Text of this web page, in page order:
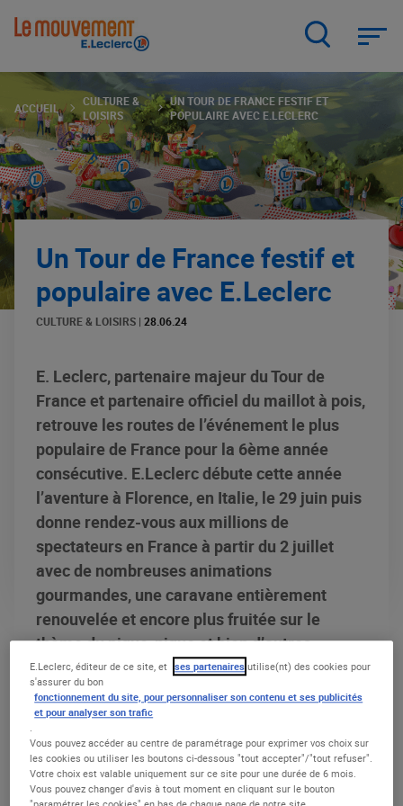
ACCUEIL
CULTURE &
LOISIRS
UN TOUR DE FRANCE FESTIF ET
POPULAIRE AVEC E.LECLERC
Un Tour de France festif et
populaire avec E.Leclerc
CULTURE & LOISIRS | 28.06.24
E. Leclerc, partenaire majeur du Tour de
France et partenaire officiel du maillot à pois,
retrouve les routes de l’événement le plus
populaire de France pour la 6ème année
consécutive. E.Leclerc débute cette année
l’aventure à Florence, en Italie, le 29 juin puis
donne rendez-vous aux millions de
spectateurs en France à partir du 2 juillet
avec de nombreuses animations
gourmandes, une caravane entièrement
renouvelée et encore plus fruitée sur le
thème du pique-nique et bien d’autres
surprises !
LE COÉQUIPIER DES GRIMPEURS ET
GRIMPEUSES
E.Leclerc, éditeur de ce site, et ses partenaires utilise(nt) des cookies pour
s'assurer du bon
fonctionnement du site, pour personnaliser son contenu et ses publicités
et pour analyser son trafic
.
Vous pouvez accéder au centre de paramétrage pour exprimer vos choix sur
les cookies ou utiliser les boutons ci-dessous "tout accepter"/"tout refuser".
Votre choix est valable uniquement sur ce site pour une durée de 6 mois.
Vous pouvez changer d'avis à tout moment en cliquant sur le bouton